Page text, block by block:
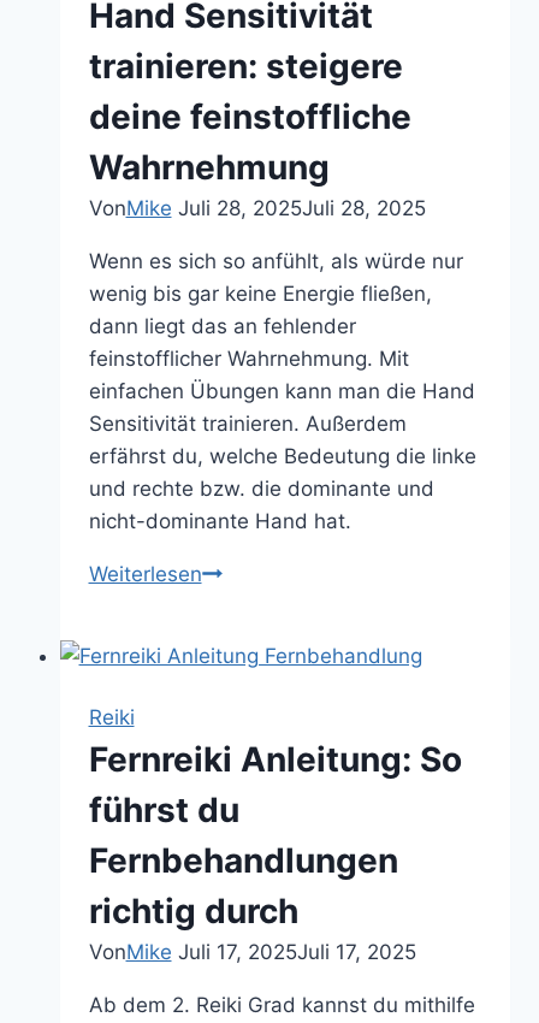
Tipps
Reiki
überall
aus
praktizieren
Hand Sensitivität
trainieren: steigere
deine feinstoffliche
Wahrnehmung
VonMike Juli 28, 2025Juli 28, 2025
Wenn es sich so anfühlt, als würde nur
wenig bis gar keine Energie fließen,
dann liegt das an fehlender
feinstofflicher Wahrnehmung. Mit
einfachen Übungen kann man die Hand
Sensitivität trainieren. Außerdem
erfährst du, welche Bedeutung die linke
und rechte bzw. die dominante und
nicht-dominante Hand hat.
WeiterlesenHand
steigere
Wahrnehmung
Reiki
Fernreiki Anleitung: So
führst du
Fernbehandlungen
richtig durch
VonMike Juli 17, 2025Juli 17, 2025
Ab dem 2. Reiki Grad kannst du mithilfe